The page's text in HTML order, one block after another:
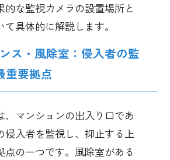
的な監視カメラの設置場所と
具体的に解説します。
ス・風除室：侵入者の監
重要拠点
、マンションの出入り口であ
侵入者を監視し、抑止する上
点の一つです。風除室がある